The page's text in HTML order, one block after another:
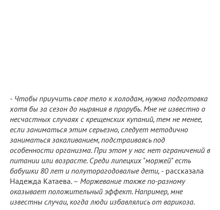
- Чтобы приучить свое тело к холодам, нужна подготовка
хотя бы за сезон до ныряния в прорубь. Мне не известно о
несчастных случаях с крещенских купаний, тем не менее,
если заниматься этим серьезно, следует методично
заниматься закаливанием, подстраиваясь под
особенности организма. При этом у нас нет ограничений в
питании или возрасте. Среди липецких "моржей" есть
бабушки 80 лет и полуторагодовалые дети, - рассказала
Надежда Катаева. – Моржевание также по-разному
оказывает положительный эффект. Например, мне
известны случаи, когда люди избавлялись от варикоза.